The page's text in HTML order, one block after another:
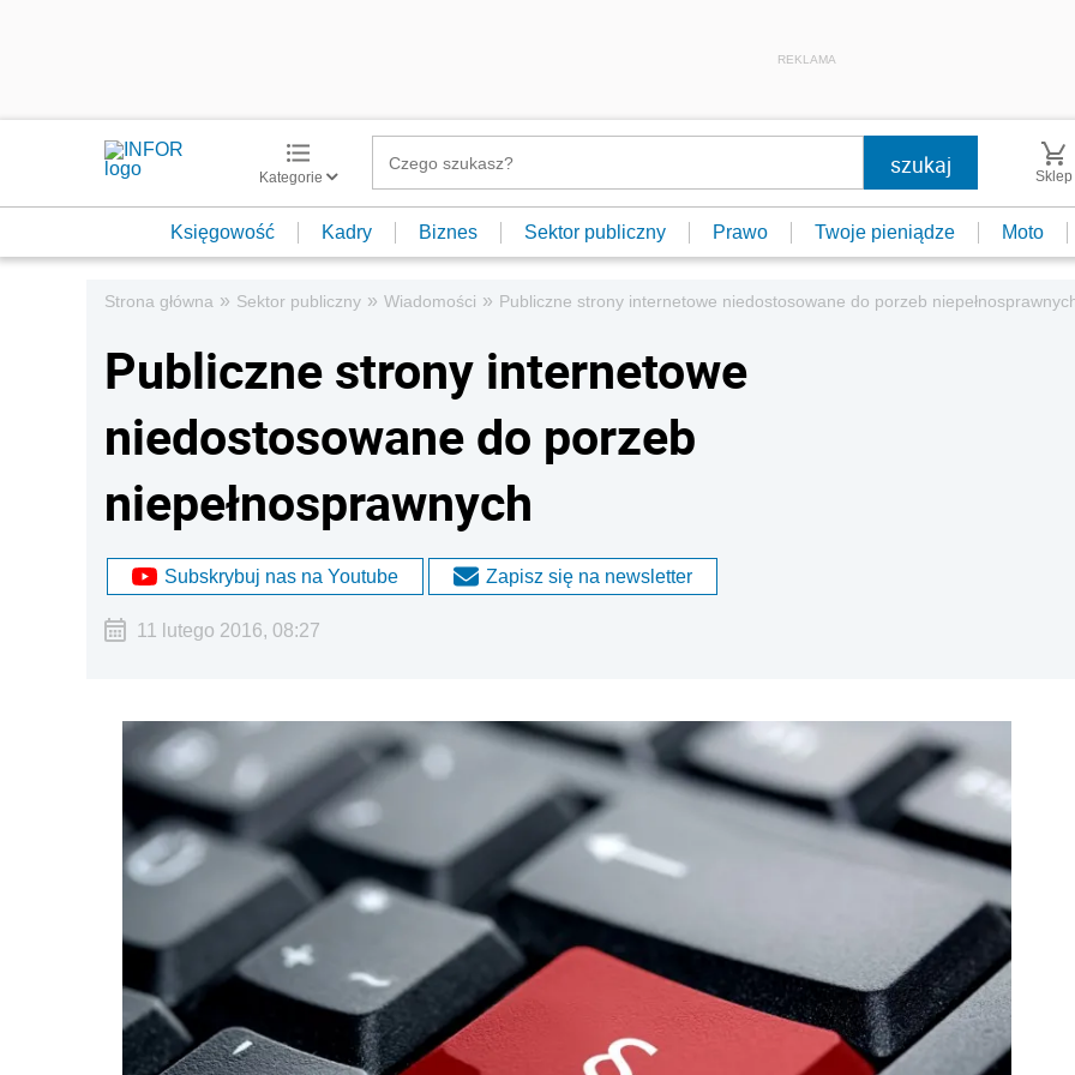
REKLAMA
Kategorie Sklep
Księgowość Kadry Biznes Sektor publiczny Prawo Twoje pieniądze Moto
Strona główna » Sektor publiczny » Wiadomości » Publiczne strony internetowe niedostosowane do porzeb
Publiczne strony internetowe
niedostosowane do porzeb
niepełnosprawnych
Subskrybuj nas na Youtube Zapisz się na newsletter
11 lutego 2016, 08:27